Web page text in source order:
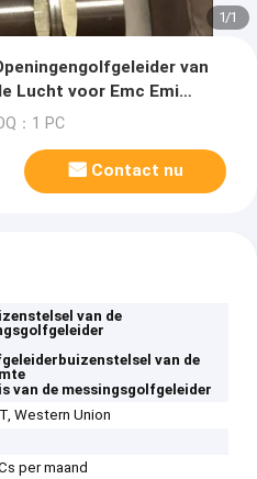
1/1
van
Lucht voor Emc Emi
：1 PC
Contact nu
van de
van de
van de messingsgolfgeleider
Western Union
per maand